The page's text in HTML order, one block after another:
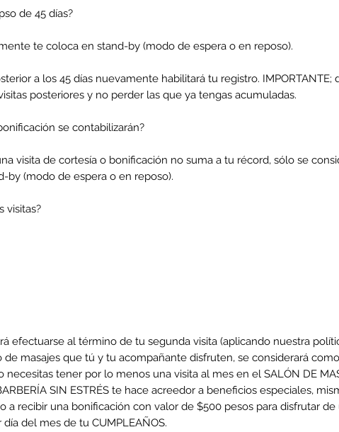
de 45 días?
te coloca en stand-by (modo de espera o en reposo).
a los 45 días nuevamente habilitará tu registro.
posteriores y no perder las que ya tengas acumuladas.
se contabilizarán?
visita de cortesía o bonificación no suma a tu récord, sólo se
by (modo de espera o en reposo).
visitas?
efectuarse al término de tu segunda visita (aplicando nuestra
masajes que tú y tu acompañante disfruten, se considerará
necesitas tener por lo menos una visita al mes en el SALÓN DE
SIN ESTRÉS te hace acreedor a beneficios especiales,
a recibir una bonificación con valor de $500 pesos para disfrutar
del mes de tu CUMPLEAÑOS.